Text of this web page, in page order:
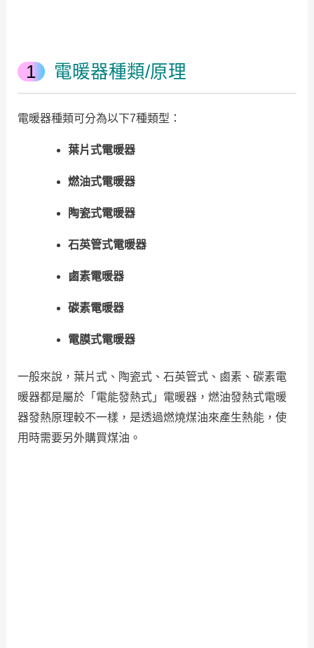
電暖器種類/原理
電暖器種類可分為以下7種類型：
葉片式電暖器
燃油式電暖器
陶瓷式電暖器
石英管式電暖器
鹵素電暖器
碳素電暖器
電膜式電暖器
一般來說，葉片式、陶瓷式、石英管式、鹵素、碳素電
暖器都是屬於「電能發熱式」電暖器，燃油發熱式電暖
器發熱原理較不一樣，是透過燃燒煤油來產生熱能，使
用時需要另外購買煤油。